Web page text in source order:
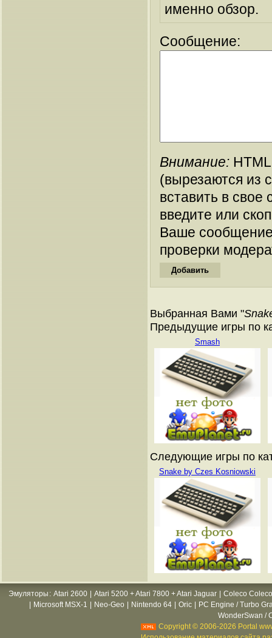
именно обзор.
Сообщение:
Внимание:
(вырезаются из
вставить в
введите или
Ваше
проверки
Выбранная Вами "
Предыдущие игры по
Smash
Следующие игры по
Snake by Czes Kosniowski
Эмуляторы : Atari 2600 Atari 5200 + Atari 7800 + Atari Jaguar
Coleco
Microsoft MSX-1 Neo-Geo Nintendo 64 Oric
PC Engine / Turbo
WonderSwan /
Copyright © 2006-2026 Portal